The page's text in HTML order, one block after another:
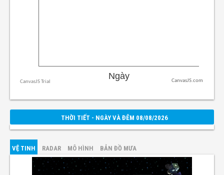
CanvasJS.com
THỜI TIẾT - NGÀY VÀ ĐÊM 08/08/2026
VỆ TINH RADAR MÔ HÌNH BẢN ĐỒ MƯA